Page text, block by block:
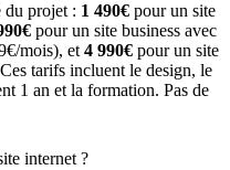
du projet : 1 490€ pour un site
pour un site business avec
mois), et 4 990€ pour un site
tarifs incluent le design, le
1 an et la formation. Pas de
internet ?